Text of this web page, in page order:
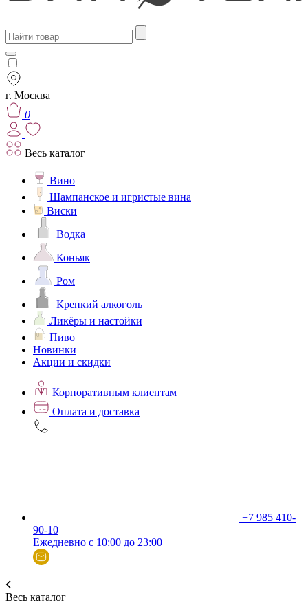
г. Москва
0
Весь каталог
Вино
Шампанское и игристые вина
Виски
Водка
Коньяк
Ром
Крепкий алкоголь
Ликёры и настойки
Пиво
Новинки
Акции и скидки
Корпоративным клиентам
Оплата и доставка
+7 985 410-
90-10
Ежедневно с 10:00 до 23:00
Весь каталог